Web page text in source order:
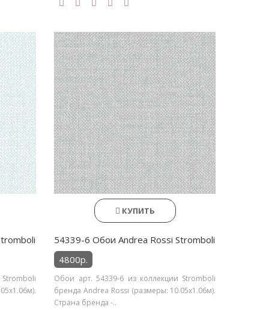
КУПИТЬ
54339-6 Обои Andrea Rossi Stromboli
4800р.
Обои арт. 54339-6 из коллекции Stromboli
бренда Andrea Rossi (размеры: 10.05х1.06м).
Страна бренда -..